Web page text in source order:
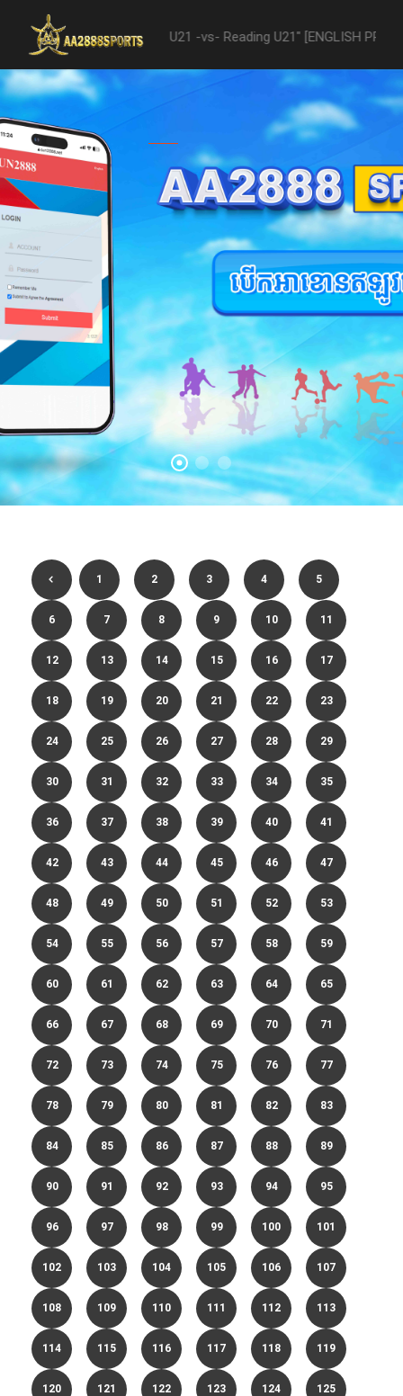
Forest U21 -vs- Reading U21" [ENGLISH
1 2 3 4 5
6 7 8 9 10 11
12 13 14 15 16 17
18 19 20 21 22 23
24 25 26 27 28 29
30 31 32 33 34 35
36 37 38 39 40 41
42 43 44 45 46 47
48 49 50 51 52 53
54 55 56 57 58 59
60 61 62 63 64 65
66 67 68 69 70 71
72 73 74 75 76 77
78 79 80 81 82 83
84 85 86 87 88 89
90 91 92 93 94 95
96 97 98 99 100 101
102 103 104 105 106 107
108 109 110 111 112 113
114 115 116 117 118 119
120 121 122 123 124 125